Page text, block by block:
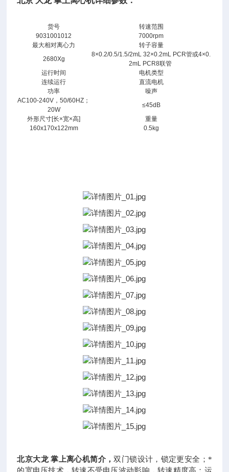
货号
转速范围
9031001012
7000rpm
最大相对离心力
转子容量
2680Xg
8×0.2/0.5/1.5/2mL 32×0.2mL PCR管或4×0.
2mL PCR8联管
运行时间
电机类型
连续运行
直流电机
功率
噪声
AC100-240V，50/60HZ；
20W
≤45dB
外形尺寸[长×宽×高]
重量
160x170x122mm
0.5kg
北京大龙 掌上离心机简介，双门锁设计，锁定更安全；*